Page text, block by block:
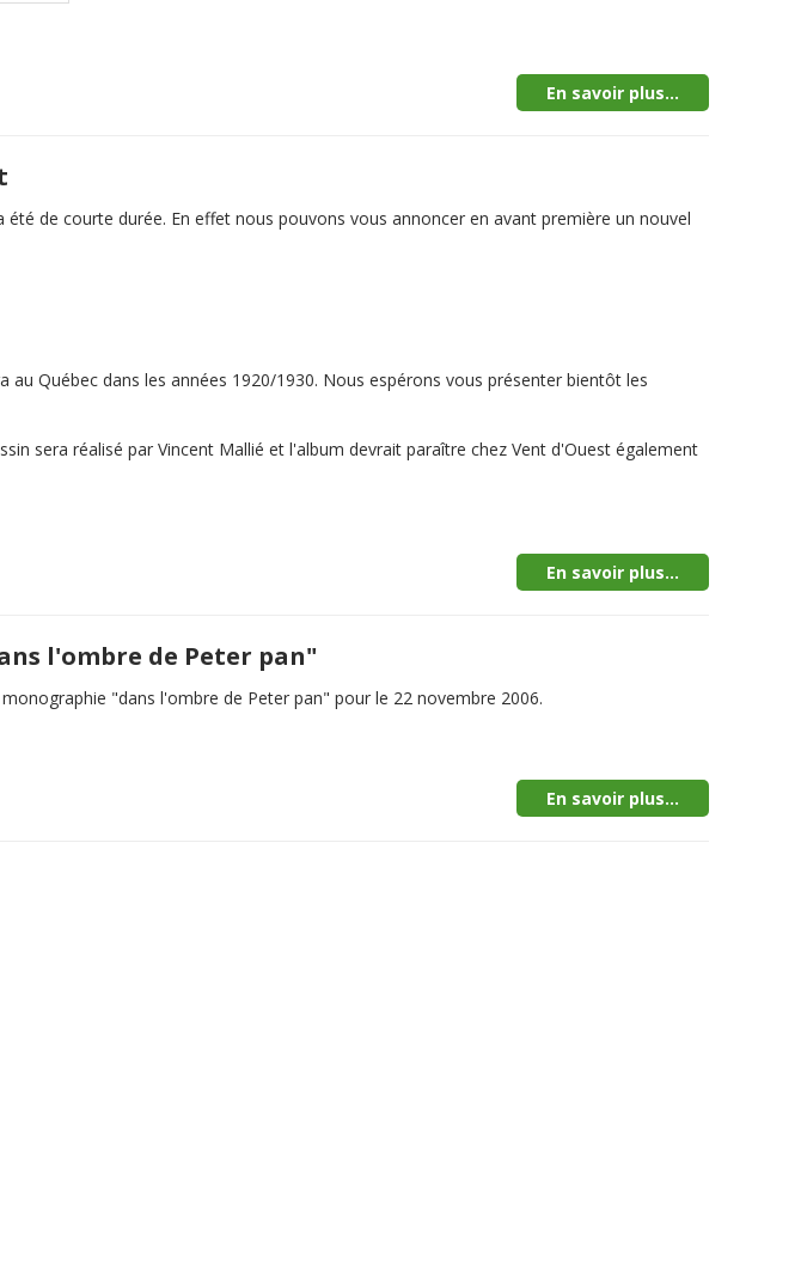
En savoir plus...
de courte durée. En effet nous pouvons vous annoncer en avant première un nouvel
Québec dans les années 1920/1930. Nous espérons vous présenter bientôt les
sera réalisé par Vincent Mallié et l'album devrait paraître chez Vent d'Ouest également
En savoir plus...
l'ombre de Peter pan"
"dans l'ombre de Peter pan" pour le 22 novembre 2006.
En savoir plus...